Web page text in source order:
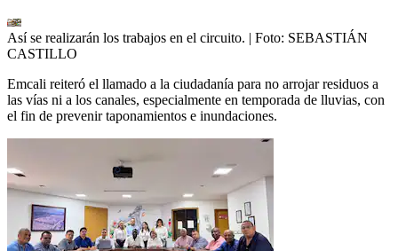
Así se realizarán los trabajos en el circuito. | Foto: SEBASTIÁN
CASTILLO
Emcali reiteró el llamado a la ciudadanía para no arrojar residuos a
las vías ni a los canales, especialmente en temporada de lluvias, con
el fin de prevenir taponamientos e inundaciones.